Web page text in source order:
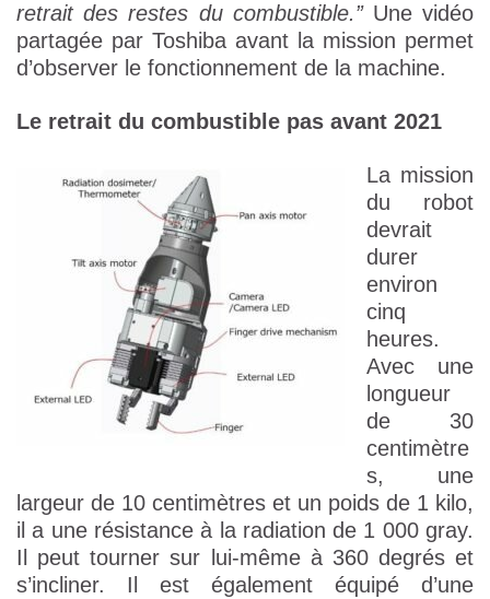
retrait des restes du combustible.”Une vidéo
partagée par Toshiba avant la mission permet
d’observer le fonctionnement de la machine.
Le retrait du combustible pas avant 2021
La mission
du robot
devrait
durer
environ
cinq
heures.
Avec une
longueur
de 30
centimètre
s, une
largeur de 10 centimètres et un poids de 1 kilo,
il a une résistance à la radiation de 1 000 gray.
Il peut tourner sur lui-même à 360 degrés et
s’incliner. Il est également équipé d’une